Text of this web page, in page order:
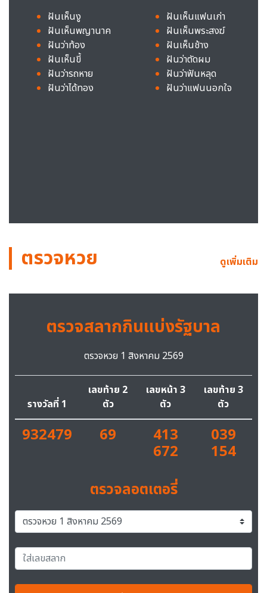
ฝันเห็นงู
ฝันเห็นพญานาค
ฝันว่าท้อง
ฝันเห็นขี้
ฝันว่ารถหาย
ฝันว่าได้ทอง
ฝันเห็นแฟนเก่า
ฝันเห็นพระสงฆ์
ฝันเห็นช้าง
ฝันว่าตัดผม
ฝันว่าฟันหลุด
ฝันว่าแฟนนอกใจ
ตรวจหวย ดูเพิ่มเติม
ตรวจสลากกินแบ่งรัฐบาล
ตรวจหวย 1 สิงหาคม 2569
รางวัลที่ 1
เลขท้าย 2
ตัว
เลขหน้า 3
ตัว
เลขท้าย 3
ตัว
932479 69 413
672
039
154
ตรวจลอตเตอรี่